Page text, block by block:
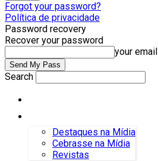
Forgot your password?
Política de privacidade
Password recovery
Recover your password
your email
Search
Destaques na Mídia
Cebrasse na Mídia
Revistas